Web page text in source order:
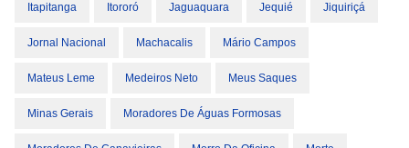
Itapitanga Itororó Jaguaquara Jequié Jiquiriçá
Jornal Nacional Machacalis Mário Campos
Mateus Leme Medeiros Neto Meus Saques
Minas Gerais Moradores De Águas Formosas